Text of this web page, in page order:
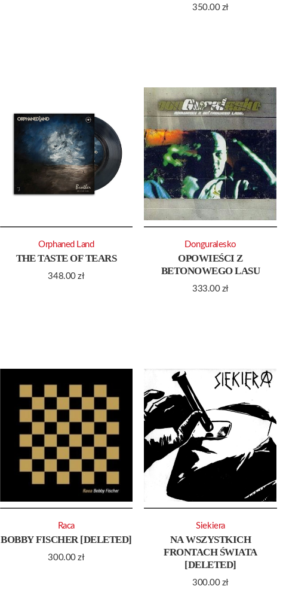
350.00 zł
THE TASTE OF TEARS
348.00zł
Orphaned Land
OPOWIEŚCI Z
BETONOWEGO LASU
333.00 zł
Donguralesko
BOBBY FISCHER [DELETED]
300.00zł
Raca
NA WSZYSTKICH
FRONTACH ŚWIATA
[DELETED]
300.00 zł
Siekiera